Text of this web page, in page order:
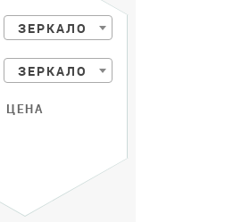
ЗЕРКАЛО
ЗЕРКАЛО
ЦЕНА